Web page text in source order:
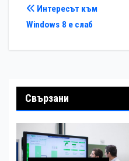
Навигация
Интересът към
Windows 8 e слаб
Свързани